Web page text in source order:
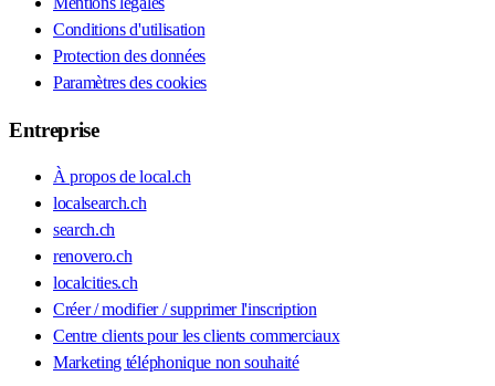
Conditions d'utilisation
Protection des données
Paramètres des cookies
Entreprise
À propos de local.ch
localsearch.ch
search.ch
renovero.ch
localcities.ch
Créer / modifier / supprimer l'inscription
Centre clients pour les clients commerciaux
Marketing téléphonique non souhaité